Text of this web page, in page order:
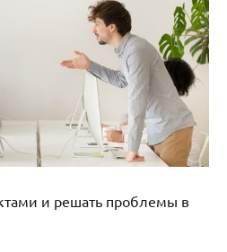
и решать проблемы в